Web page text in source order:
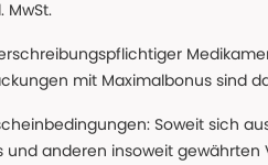
MwSt.
mit Maximalbonus sind
Soweit sich
und anderen insoweit